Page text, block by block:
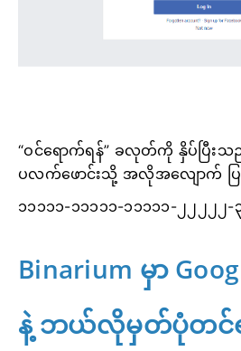
“ဝင်ရောက်ရန်” ခလုတ်ကို နှိပ်ပြီးသည်
ပလက်ဖောင်းသို့ အလိုအလျောက် ပြ
၁၁၁၁၁-၁၁၁၁၁-၁၁၁၁၁-၂၂၂၂၂-
Binarium မှာ
နဲ့ ဘယ်လိုမှတ်ပုံတင်